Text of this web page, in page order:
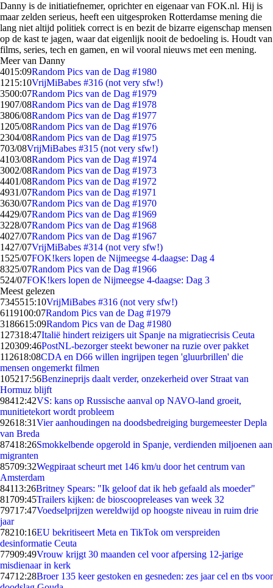
Danny is de initiatiefnemer, oprichter en eigenaar van FOK.nl. Hij is
maar zelden serieus, heeft een uitgesproken Rotterdamse mening die
lang niet altijd politiek correct is en bezit de bizarre eigenschap mensen
op de kast te jagen, waar dat eigenlijk nooit de bedoeling is. Houdt van
films, series, tech en gamen, en wil vooral nieuws met een mening.
Meer van Danny
4015:09Random Pics van de Dag #1980
1215:10VrijMiBabes #316 (not very sfw!)
3500:07Random Pics van de Dag #1979
1907/08Random Pics van de Dag #1978
3806/08Random Pics van de Dag #1977
1205/08Random Pics van de Dag #1976
2304/08Random Pics van de Dag #1975
703/08VrijMiBabes #315 (not very sfw!)
4103/08Random Pics van de Dag #1974
3002/08Random Pics van de Dag #1973
4401/08Random Pics van de Dag #1972
4931/07Random Pics van de Dag #1971
3630/07Random Pics van de Dag #1970
4429/07Random Pics van de Dag #1969
3228/07Random Pics van de Dag #1968
4027/07Random Pics van de Dag #1967
1427/07VrijMiBabes #314 (not very sfw!)
1525/07FOK!kers lopen de Nijmeegse 4-daagse: Dag 4
8325/07Random Pics van de Dag #1966
524/07FOK!kers lopen de Nijmeegse 4-daagse: Dag 3
Meest gelezen
7345515:10VrijMiBabes #316 (not very sfw!)
6119100:07Random Pics van de Dag #1979
3186615:09Random Pics van de Dag #1980
127318:47Italië hindert reizigers uit Spanje na migratiecrisis Ceuta
120309:46PostNL-bezorger steekt bewoner na ruzie over pakket
112618:08CDA en D66 willen ingrijpen tegen 'gluurbrillen' die
mensen ongemerkt filmen
105217:56Benzineprijs daalt verder, onzekerheid over Straat van
Hormuz blijft
98412:42VS: kans op Russische aanval op NAVO-land groeit,
munitietekort wordt probleem
92618:31Vier aanhoudingen na doodsbedreiging burgemeester Depla
van Breda
87418:26Smokkelbende opgerold in Spanje, verdienden miljoenen aan
migranten
85709:32Wegpiraat scheurt met 146 km/u door het centrum van
Amsterdam
84113:26Britney Spears: "Ik geloof dat ik heb gefaald als moeder"
81709:45Trailers kijken: de bioscoopreleases van week 32
79717:47Voedselprijzen wereldwijd op hoogste niveau in ruim drie
jaar
78210:16EU bekritiseert Meta en TikTok om verspreiden
desinformatie Ceuta
77909:49Vrouw krijgt 30 maanden cel voor afpersing 12-jarige
misdienaar in kerk
74712:28Broer 135 keer gestoken en gesneden: zes jaar cel en tbs voor